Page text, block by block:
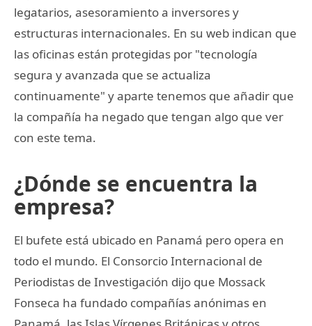
legatarios, asesoramiento a inversores y
estructuras internacionales. En su web indican que
las oficinas están protegidas por "tecnología
segura y avanzada que se actualiza
continuamente" y aparte tenemos que añadir que
la compañía ha negado que tengan algo que ver
con este tema.
¿Dónde se encuentra la
empresa?
El bufete está ubicado en Panamá pero opera en
todo el mundo. El Consorcio Internacional de
Periodistas de Investigación dijo que Mossack
Fonseca ha fundado compañías anónimas en